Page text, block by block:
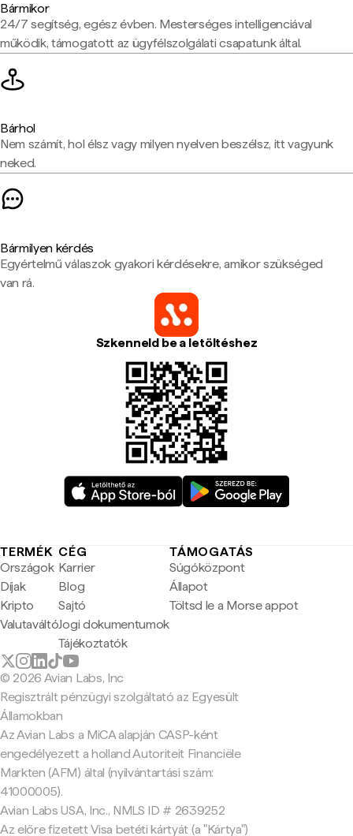
Bármikor
24/7 segítség, egész évben. Mesterséges intelligenciával
működik, támogatott az ügyfélszolgálati csapatunk által.
Bárhol
Nem számít, hol élsz vagy milyen nyelven beszélsz, itt vagyunk
neked.
Bármilyen kérdés
Egyértelmű válaszok gyakori kérdésekre, amikor szükséged
van rá.
Szkenneld be a letöltéshez
TERMÉK
Országok
Díjak
Kripto
Valutaváltó
CÉG
Karrier
Blog
Sajtó
Jogi dokumentumok
Tájékoztatók
TÁMOGATÁS
Súgóközpont
Állapot
Töltsd le a Morse appot
© 2026 Avian Labs, Inc
Regisztrált pénzügyi szolgáltató az Egyesült
Államokban
Az Avian Labs a MiCA alapján CASP-ként
engedélyezett a holland Autoriteit Financiële
Markten (AFM) által (nyilvántartási szám:
41000005).
Avian Labs USA, Inc., NMLS ID # 2639252
Az előre fizetett Visa betéti kártyát (a "Kártya")